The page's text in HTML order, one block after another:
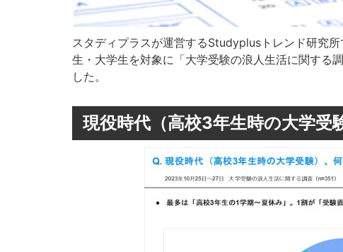
スタディプラスが運営するStudyplusトレンド研究
生・大学生を対象に「大学受験の浪人生活に関する
した。
現役時代（高校3年生時の大学受